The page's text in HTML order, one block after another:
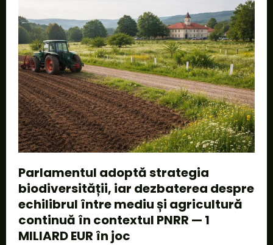
Parlamentul adoptă strategia
biodiversității, iar dezbaterea despre
echilibrul între mediu și agricultură
continuă în contextul PNRR — 1
MILIARD EUR în joc